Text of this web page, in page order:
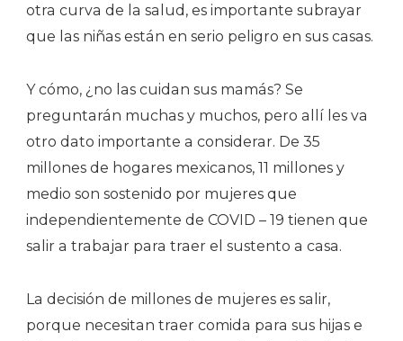
otra curva de la salud, es importante subrayar
que las niñas están en serio peligro en sus casas.
Y cómo, ¿no las cuidan sus mamás? Se
preguntarán muchas y muchos, pero allí les va
otro dato importante a considerar. De 35
millones de hogares mexicanos, 11 millones y
medio son sostenido por mujeres que
independientemente de COVID – 19 tienen que
salir a trabajar para traer el sustento a casa.
La decisión de millones de mujeres es salir,
porque necesitan traer comida para sus hijas e